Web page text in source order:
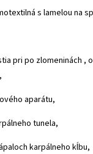
s lamelou na
pri po zlomeninách ,
aparátu,
tunela,
karpálneho kĺbu,